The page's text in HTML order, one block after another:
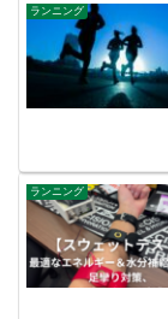
ランニング
ランニング